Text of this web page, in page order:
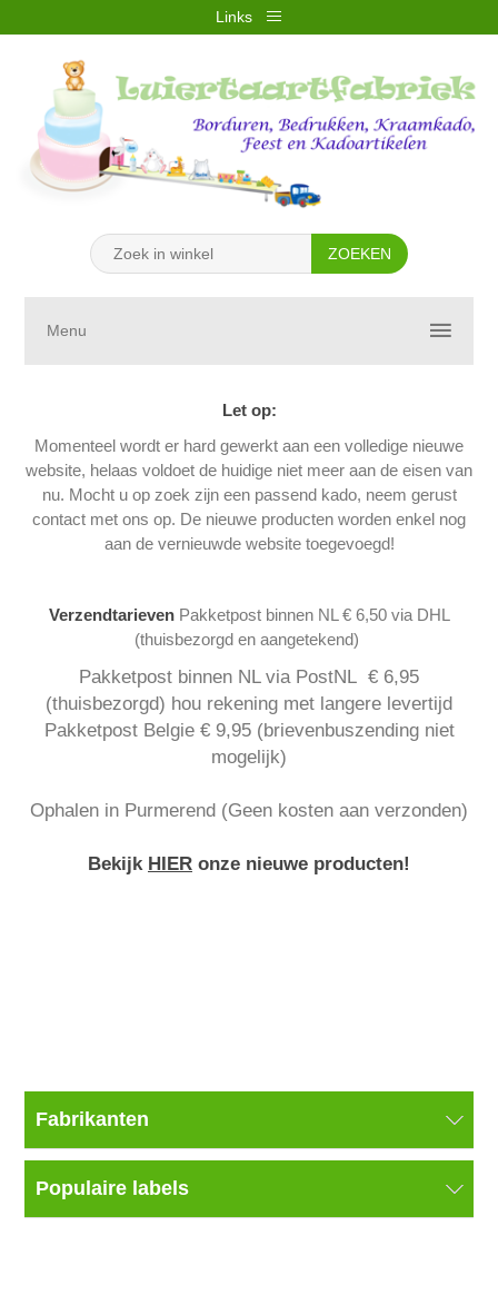
Links
REGISTREREN
WINKELWAGEN (0)
Menu
Let op:
Momenteel wordt er hard gewerkt aan een volledige nieuwe
website, helaas voldoet de huidige niet meer aan de eisen van
nu. Mocht u op zoek zijn een passend kado, neem gerust
contact met ons op. De nieuwe producten worden enkel nog
aan de vernieuwde website toegevoegd!
Verzendtarieven Pakketpost binnen NL € 6,50 via DHL
(thuisbezorgd en aangetekend)
Pakketpost binnen NL via PostNL € 6,95
(thuisbezorgd) hou rekening met langere levertijd
Pakketpost Belgie € 9,95 (brievenbuszending niet
mogelijk)
Ophalen in Purmerend (Geen kosten aan verzonden)
Bekijk HIER onze nieuwe producten!
Fabrikanten
Populaire labels